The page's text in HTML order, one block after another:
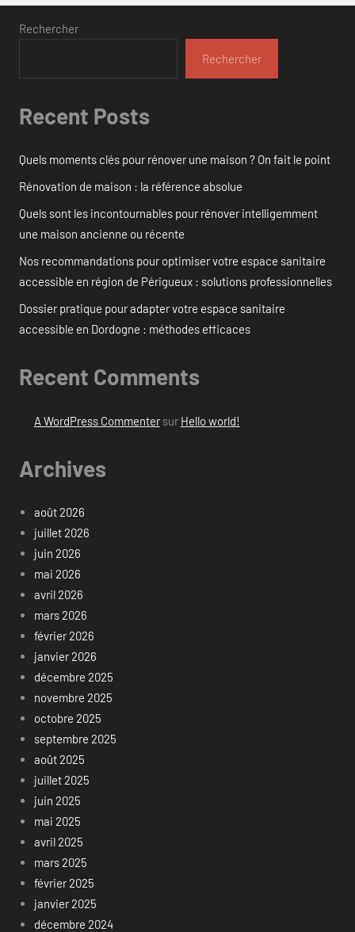
Rechercher
Rechercher
Recent Posts
Quels moments clés pour rénover une maison ? On fait le point
Rénovation de maison : la référence absolue
Quels sont les incontournables pour rénover intelligemment
une maison ancienne ou récente
Nos recommandations pour optimiser votre espace sanitaire
accessible en région de Périgueux : solutions professionnelles
Dossier pratique pour adapter votre espace sanitaire
accessible en Dordogne : méthodes efficaces
Recent Comments
A WordPress Commentersur Hello world!
Archives
août 2026
juillet 2026
juin 2026
mai 2026
avril 2026
mars 2026
février 2026
janvier 2026
décembre 2025
novembre 2025
octobre 2025
septembre 2025
août 2025
juillet 2025
juin 2025
mai 2025
avril 2025
mars 2025
février 2025
janvier 2025
décembre 2024